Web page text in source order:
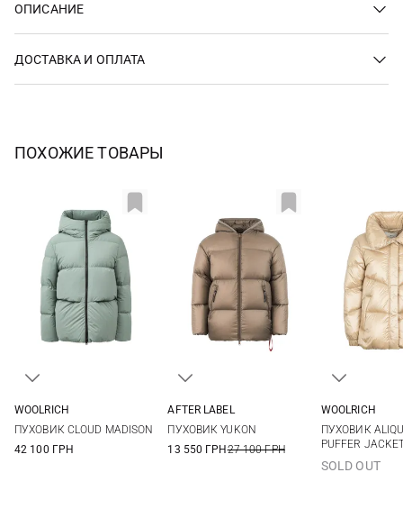
ОПИСАНИЕ
ДОСТАВКА И ОПЛАТА
ПОХОЖИЕ ТОВАРЫ
WOOLRICH
ПУХОВИК CLOUD MADISON
42 100 ГРН
AFTER LABEL
ПУХОВИК YUKON
13 550 ГРН27 100 ГРН
XL
WOOLRICH
ПУХОВИК
PUFFER
SOLD OUT